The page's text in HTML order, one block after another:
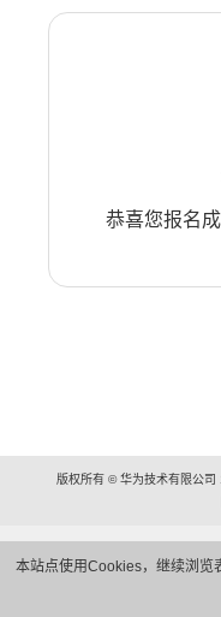
本站点使用Cookies，继续浏览
恭喜您报名
版权所有 © 华为技术有限公